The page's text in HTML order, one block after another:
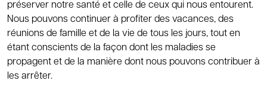
préserver notre santé et celle de ceux qui nous entourent.
Nous pouvons continuer à profiter des vacances, des
réunions de famille et de la vie de tous les jours, tout en
étant conscients de la façon dont les maladies se
propagent et de la manière dont nous pouvons contribuer à
les arrêter.